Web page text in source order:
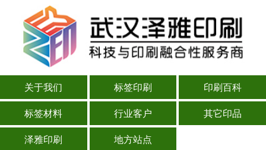
关于我们 标签印刷
印刷百科
标签材料
行业客户
其它印品
泽雅印刷
地方站点